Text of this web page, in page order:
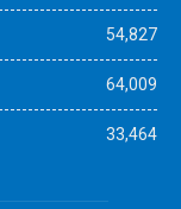
54,827
64,009
33,464